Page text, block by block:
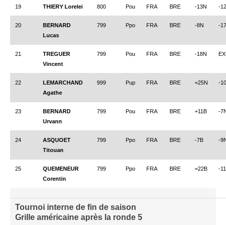
19 THIERY Lorelei 800 Pou FRA BRE -13N -
20
BERNARD
Lucas
799 Ppo FRA BRE -8N -
21
TREGUER
Vincent
799 Pou FRA BRE -18N
22
LEMARCHAND
Agathe
999 Pup FRA BRE =25N -
23
BERNARD
Urvann
799 Pou FRA BRE +11B -
24
ASQUOET
Titouan
799 Ppo FRA BRE -7B -
25
QUEMENEUR
Corentin
799 Ppo FRA BRE =22B -
Tournoi interne de fin de saison
Grille américaine après la ronde 5